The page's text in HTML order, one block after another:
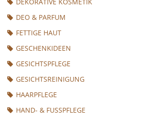
DEO & PARFUM
FETTIGE HAUT
GESCHENKIDEEN
GESICHTSPFLEGE
GESICHTSREINIGUNG
HAARPFLEGE
HAND- & FUSSPFLEGE